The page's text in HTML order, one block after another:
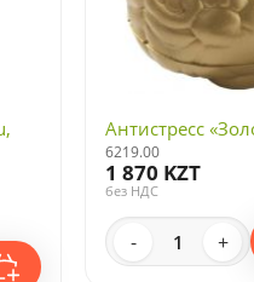
Антистресс
6219.00
1 870 KZT
без НДС
- +